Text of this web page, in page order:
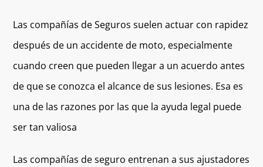
Las compañías de Seguros suelen actuar con rapidez
después de un accidente de moto, especialmente
cuando creen que pueden llegar a un acuerdo antes
de que se conozca el alcance de sus lesiones. Esa es
una de las razones por las que la ayuda legal puede
ser tan valiosa
Las compañías de seguro entrenan a sus ajustadores